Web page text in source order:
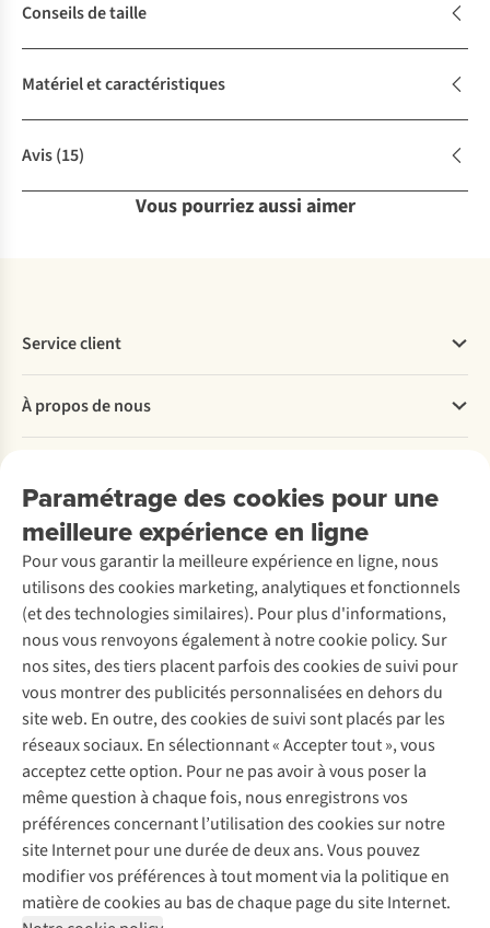
Conseils de taille
Matériel et caractéristiques
Avis(15)
Vous pourriez aussi aimer
Paramétrage des cookies pour une
meilleure expérience en ligne
Pour vous garantir la meilleure expérience en ligne, nous
utilisons des cookies marketing, analytiques et fonctionnels
(et des technologies similaires). Pour plus d'informations,
nous vous renvoyons également à notre cookie policy. Sur
nos sites, des tiers placent parfois des cookies de suivi pour
vous montrer des publicités personnalisées en dehors du
site web. En outre, des cookies de suivi sont placés par les
réseaux sociaux. En sélectionnant « Accepter tout », vous
acceptez cette option. Pour ne pas avoir à vous poser la
même question à chaque fois, nous enregistrons vos
préférences concernant l’utilisation des cookies sur notre
site Internet pour une durée de deux ans. Vous pouvez
modifier vos préférences à tout moment via la politique en
matière de cookies au bas de chaque page du site Internet.
Service client
Commander
Payer
Retourner
Rétractation d'une commande
Entretien & réparations
Garantie
Contactez-nous
À propos de nous
Entreprise responsable
À propos d’Ayacucho
Nos magasins
À propos d’A.S.Adventure
Déclaration d'accessibilité
Location / Location sports d’hiver
Seconde-main
Entretien de ski
Service de lavage
Entretien de chaussures
Réparation de chaussures
Réparation de vêtements
Retouches
Pour les entreprises
Découvrez
A.S.Magazine
Explore Camp
Expertise & conseils
Abonnez-vous à la newsletter
Suivez-nous
Mentions légales
Politique de confidentialité
Conditions générales
Cookie Policy